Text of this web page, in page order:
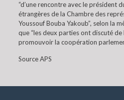
“d’une rencontre avec le président
étrangères de la Chambre des
Youssouf Bouba Yakoub”, selon la
que “les deux parties ont discuté de
promouvoir la coopération
Source APS